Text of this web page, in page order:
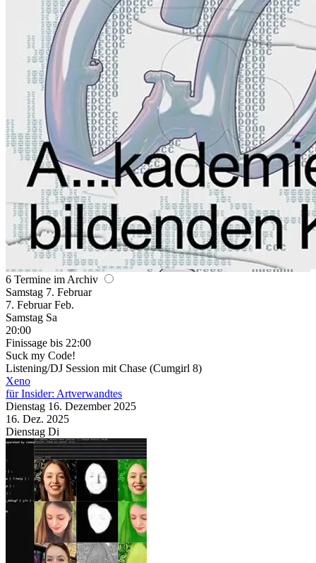
6 Termine im Archiv
Samstag 7. Februar
7. Februar Feb.
Samstag Sa
20:00
Finissage bis 22:00
Suck my Code!
Listening/DJ Session mit Chase (Cumgirl 8)
Xeno
für Insider: Artverwandtes
Dienstag 16. Dezember 2025
16. Dez. 2025
Dienstag Di